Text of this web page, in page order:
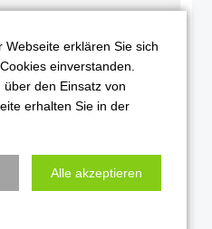
Webseite erklären Sie sich
einverstanden.
den Einsatz von
erhalten Sie in der
Alle akzeptieren